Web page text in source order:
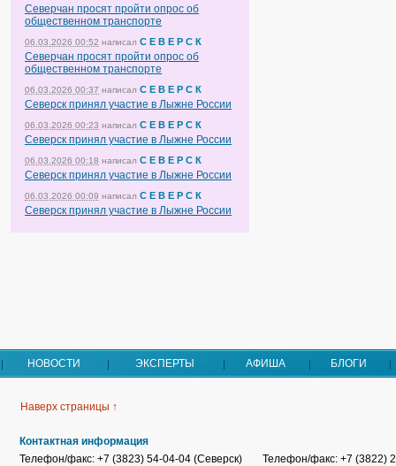
Северчан просят пройти опрос об
общественном транспорте
06.03.2026 00:52 написал С Е В Е Р С К
Северчан просят пройти опрос об
общественном транспорте
06.03.2026 00:37 написал С Е В Е Р С К
Северск принял участие в Лыжне России
06.03.2026 00:23 написал С Е В Е Р С К
Северск принял участие в Лыжне России
06.03.2026 00:18 написал С Е В Е Р С К
Северск принял участие в Лыжне России
06.03.2026 00:09 написал С Е В Е Р С К
Северск принял участие в Лыжне России
НОВОСТИ ЭКСПЕРТЫ АФИША БЛОГИ
Наверх страницы ↑
Контактная информация
Телефон/факс: +7 (3823) 54-04-04 (Северск)
Телефон/факс: +7 (3822)